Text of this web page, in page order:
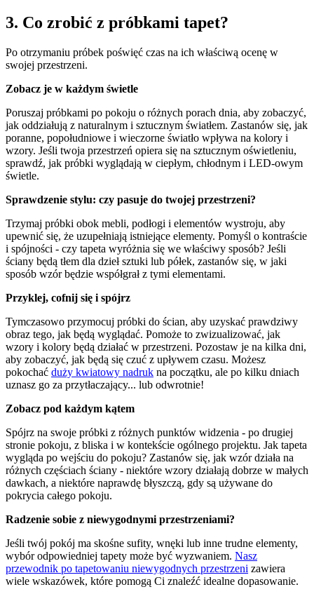
3. Co zrobić z próbkami tapet?
Po otrzymaniu próbek poświęć czas na ich właściwą ocenę w
swojej przestrzeni.
Zobacz je w każdym świetle
Poruszaj próbkami po pokoju o różnych porach dnia, aby zobaczyć,
jak oddziałują z naturalnym i sztucznym światłem. Zastanów się, jak
poranne, popołudniowe i wieczorne światło wpływa na kolory i
wzory. Jeśli twoja przestrzeń opiera się na sztucznym oświetleniu,
sprawdź, jak próbki wyglądają w ciepłym, chłodnym i LED-owym
świetle.
Sprawdzenie stylu: czy pasuje do twojej przestrzeni?
Trzymaj próbki obok mebli, podłogi i elementów wystroju, aby
upewnić się, że uzupełniają istniejące elementy. Pomyśl o kontraście
i spójności - czy tapeta wyróżnia się we właściwy sposób? Jeśli
ściany będą tłem dla dzieł sztuki lub półek, zastanów się, w jaki
sposób wzór będzie współgrał z tymi elementami.
Przyklej, cofnij się i spójrz
Tymczasowo przymocuj próbki do ścian, aby uzyskać prawdziwy
obraz tego, jak będą wyglądać. Pomoże to zwizualizować, jak
wzory i kolory będą działać w przestrzeni. Pozostaw je na kilka dni,
aby zobaczyć, jak będą się czuć z upływem czasu. Możesz
pokochać duży kwiatowy nadruk na początku, ale po kilku dniach
uznasz go za przytłaczający... lub odwrotnie!
Zobacz pod każdym kątem
Spójrz na swoje próbki z różnych punktów widzenia - po drugiej
stronie pokoju, z bliska i w kontekście ogólnego projektu. Jak tapeta
wygląda po wejściu do pokoju? Zastanów się, jak wzór działa na
różnych częściach ściany - niektóre wzory działają dobrze w małych
dawkach, a niektóre naprawdę błyszczą, gdy są używane do
pokrycia całego pokoju.
Radzenie sobie z niewygodnymi przestrzeniami?
Jeśli twój pokój ma skośne sufity, wnęki lub inne trudne elementy,
wybór odpowiedniej tapety może być wyzwaniem. Nasz
przewodnik po tapetowaniu niewygodnych przestrzeni zawiera
wiele wskazówek, które pomogą Ci znaleźć idealne dopasowanie.